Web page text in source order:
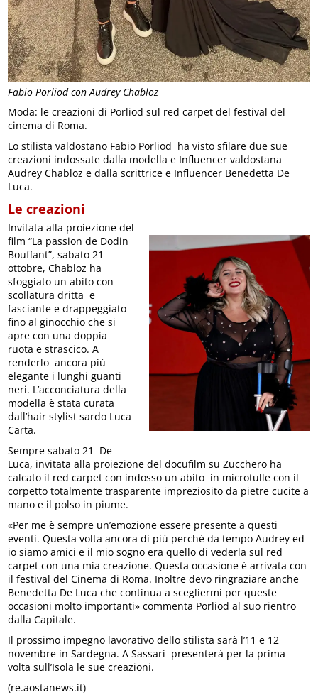
Fabio Porliod con Audrey Chabloz
Moda: le creazioni di Porliod sul red carpet del festival del
cinema di Roma.
Lo stilista valdostano Fabio Porliod ha visto sfilare due sue
creazioni indossate dalla modella e Influencer valdostana
Audrey Chabloz e dalla scrittrice e Influencer Benedetta De
Luca.
Le creazioni
Invitata alla proiezione del
film “La passion de Dodin
Bouffant”, sabato 21
ottobre, Chabloz ha
sfoggiato un abito con
scollatura dritta e
fasciante e drappeggiato
fino al ginocchio che si
apre con una doppia
ruota e strascico. A
renderlo ancora più
elegante i lunghi guanti
neri. L’acconciatura della
modella è stata curata
dall’hair stylist sardo Luca
Carta.
Sempre sabato 21 De
Luca, invitata alla proiezione del docufilm su Zucchero ha
calcato il red carpet con indosso un abito in microtulle con il
corpetto totalmente trasparente impreziosito da pietre cucite a
mano e il polso in piume.
«Per me è sempre un’emozione essere presente a questi
eventi. Questa volta ancora di più perché da tempo Audrey ed
io siamo amici e il mio sogno era quello di vederla sul red
carpet con una mia creazione. Questa occasione è arrivata con
il festival del Cinema di Roma. Inoltre devo ringraziare anche
Benedetta De Luca che continua a scegliermi per queste
occasioni molto importanti» commenta Porliod al suo rientro
dalla Capitale.
Il prossimo impegno lavorativo dello stilista sarà l’11 e 12
novembre in Sardegna. A Sassari presenterà per la prima
volta sull’Isola le sue creazioni.
(re.aostanews.it)